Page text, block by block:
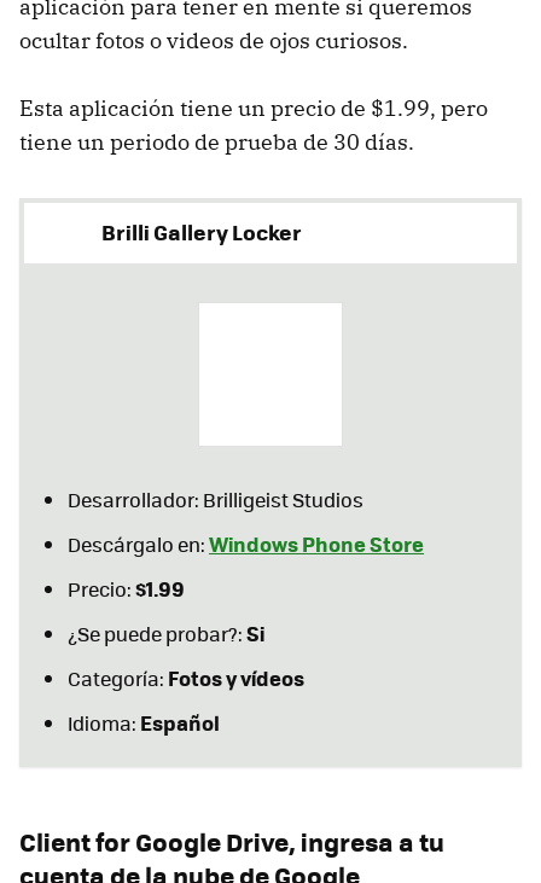
aplicación para tener en mente si queremos
ocultar fotos o videos de ojos curiosos.
Esta aplicación tiene un precio de $1.99, pero
tiene un periodo de prueba de 30 días.
Brilli Gallery Locker
Desarrollador: Brilligeist Studios
Descárgalo en:Windows Phone Store
Precio:$1.99
¿Se puede probar?:Si
Categoría: Fotos y vídeos
Idioma: Español
Client for Google Drive, ingresa a tu
cuenta de la nube de Google